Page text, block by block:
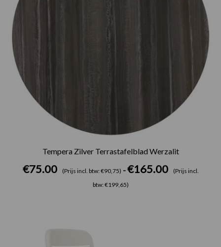
Tempera Zilver Terrastafelblad Werzalit
€75.00 (Prijs incl. btw: €90,75) - €165.00
(Prijs incl.
btw: €199,65)